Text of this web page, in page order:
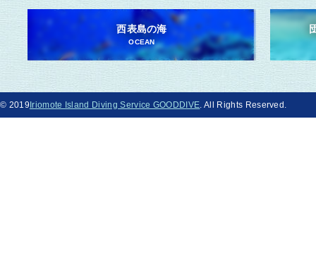
西表島の海
OCEAN
© 2019Iriomote Island Diving Service GOODDIVE . All Rights Reserved.